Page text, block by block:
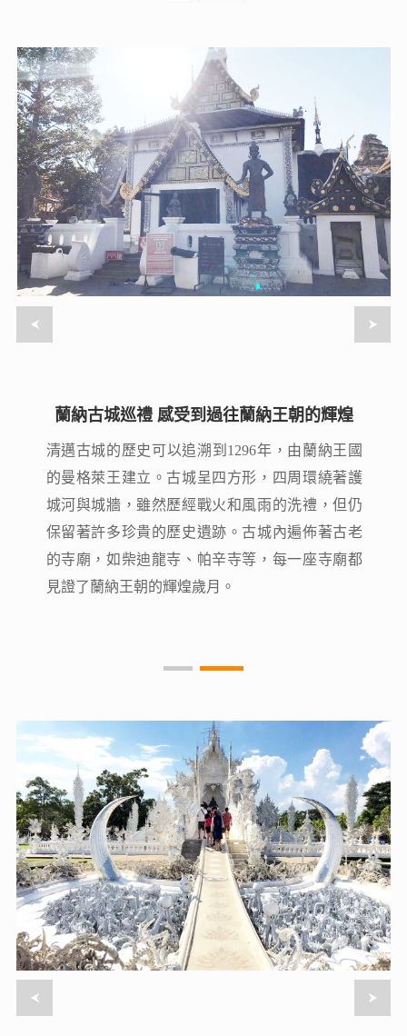
蘭納古城巡禮 感受到過往蘭納王朝的輝煌
清邁古城的歷史可以追溯到1296年，由蘭納王國
的曼格萊王建立。古城呈四方形，四周環繞著護
城河與城牆，雖然歷經戰火和風雨的洗禮，但仍
保留著許多珍貴的歷史遺跡。古城內遍佈著古老
的寺廟，如柴迪龍寺、帕辛寺等，每一座寺廟都
見證了蘭納王朝的輝煌歲月。
蘭納古城巡禮 感受到過往蘭納王朝的輝煌
清邁古城的歷史可以追溯到1296年，由蘭納王國
的曼格萊王建立。古城呈四方形，四周環繞著護
城河與城牆，雖然歷經戰火和風雨的洗禮，但仍
保留著許多珍貴的歷史遺跡。古城內遍佈著古老
的寺廟，如柴迪龍寺、帕辛寺等，每一座寺廟都
見證了蘭納王朝的輝煌歲月。